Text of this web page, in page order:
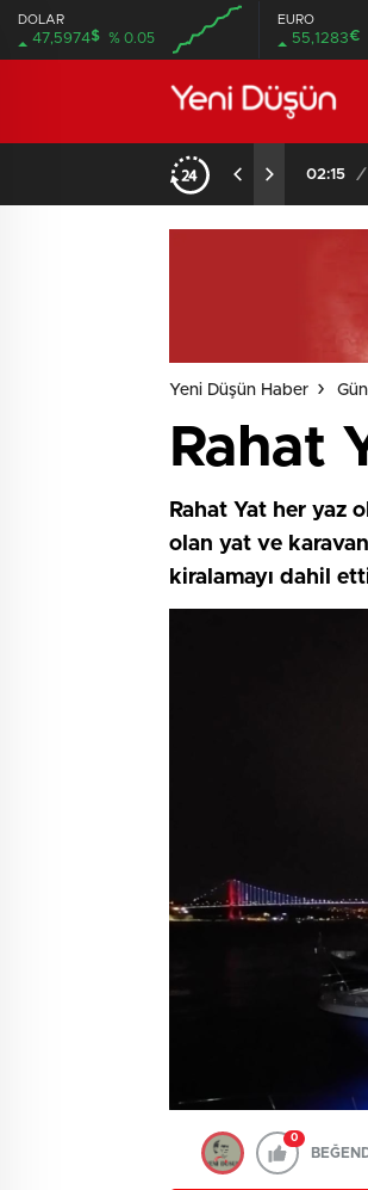
DOLAR
47,5974$ % 0.05
EURO
55,1283€
02:15 /
Yeni Düşün Haber
Rahat
Rahat Yat her yaz
olan yat ve
kiralamayı dahil
0